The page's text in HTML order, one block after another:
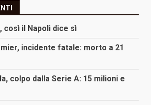
così il Napoli dice sì
incidente fatale: morto a 21
colpo dalla Serie A: 15 milioni e